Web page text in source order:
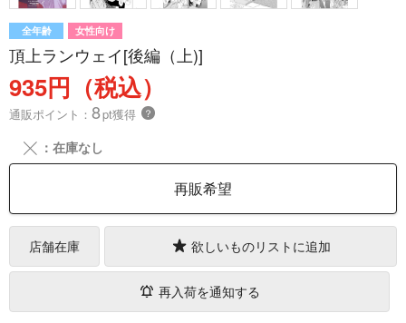
全年齢 女性向け
頂上ランウェイ[後編（上)]
935円（税込）
通販ポイント： 8pt獲得 ？
╳ ：在庫なし
再販希望
店舗在庫 欲しいものリストに追加
再入荷を通知する